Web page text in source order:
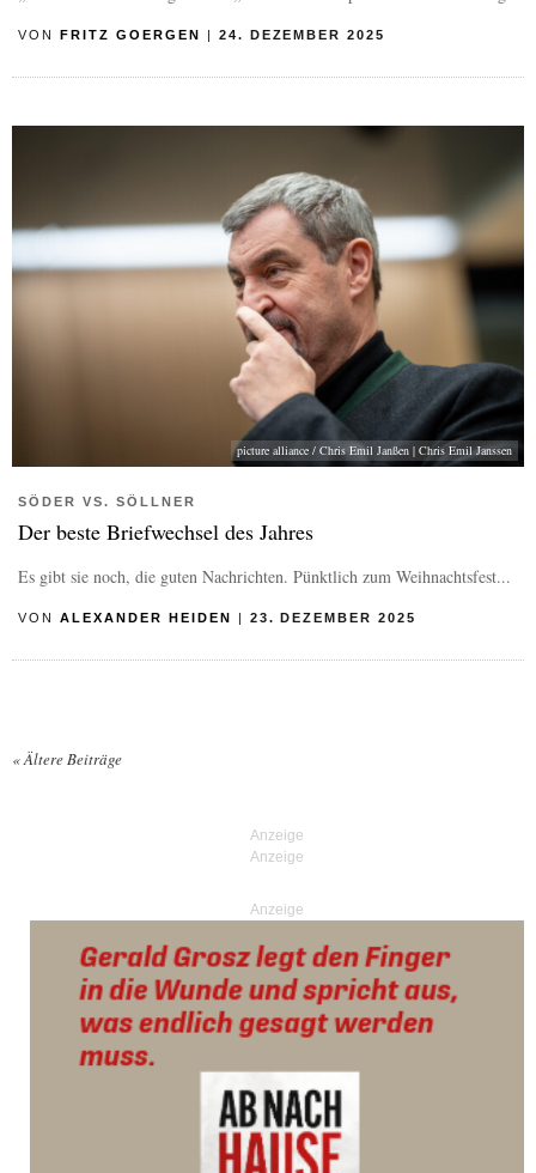
VON FRITZ GOERGEN | 24. DEZEMBER 2025
picture alliance / Chris Emil Janßen | Chris Emil Janssen
SÖDER VS. SÖLLNER
Der beste Briefwechsel des Jahres
Es gibt sie noch, die guten Nachrichten. Pünktlich zum Weihnachtsfest...
VON ALEXANDER HEIDEN | 23. DEZEMBER 2025
«Ältere Beiträge
Anzeige